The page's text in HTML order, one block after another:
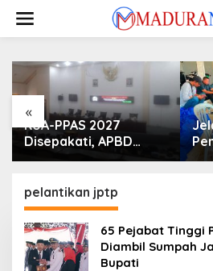
konten
«
KUA-PPAS 2027
Disepakati, APBD
Sampang Defisit Rp
pelantikan jptp
65 Pejabat Tinggi
Diambil Sumpah
Bupati